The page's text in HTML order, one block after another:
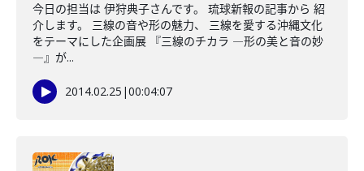
今日の担当は 伊狩典子さんです。 琉球新報の記事から 紹
介します。 三線の音や形の魅力、 三線を愛する沖縄文化
をテーマにした企画展 『三線のチカラ ―形の美と音の妙
―』が...
2014.02.25 |00:04:07